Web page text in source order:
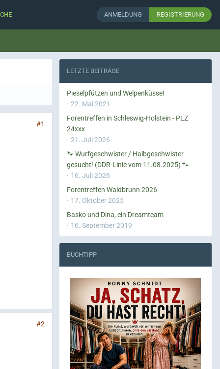
ANMELDUNG REGISTRIERUNG
#1
#2
LETZTE BEITRÄGE
Pieselpfützen und Welpenküsse!
22. Mai 2021
Forentreffen in Schleswig-Holstein - PLZ
24xxx
21. Juli 2026
🐾 Wurfgeschwister / Halbgeschwister
gesucht! (DDR-Linie vom 11.08.2025) 🐾
16. Juli 2026
Forentreffen Waldbrunn 2026
17. Oktober 2025
Basko und Dina, ein Dreamteam
16. September 2019
BUCHTIPP